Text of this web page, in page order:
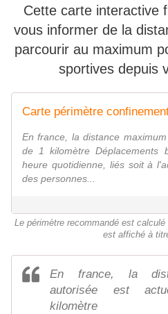
Cette carte interactive
vous informer de la
parcourir au maximum
sportives depuis
Carte périmètre
En france, la distance
de 1 kilomètre Déplacements
heure quotidienne, liés soit à
des personnes...
Le périmètre recommandé est
est affiché à
En france, la
autorisée est
kilomètre